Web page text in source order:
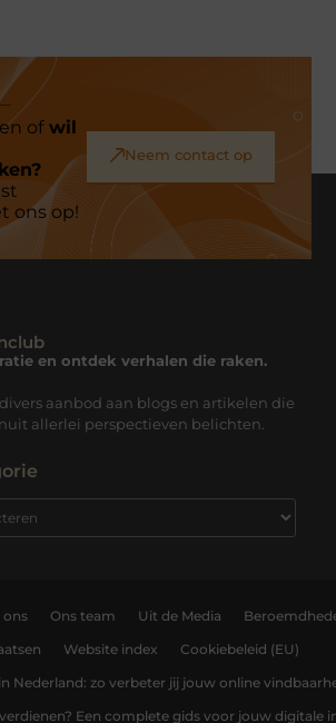
ofwil
ons op!
Neem contact op
en ontdek verhalen die raken.
aanbod aan blogs en artikelen die
allerlei perspectieven belichten.
ons Ons team Uit de Media
Website index Cookiebeleid (EU)
Nederland: zo verbeter jij jouw online
Een complete gids voor jouw digitale